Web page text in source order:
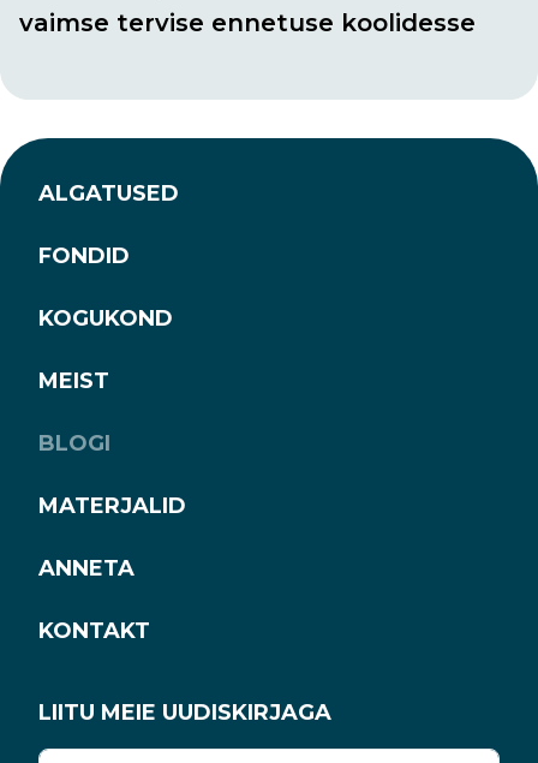
vaimse tervise ennetuse koolidesse
ALGATUSED
FONDID
KOGUKOND
MEIST
BLOGI
MATERJALID
ANNETA
KONTAKT
LIITU MEIE UUDISKIRJAGA